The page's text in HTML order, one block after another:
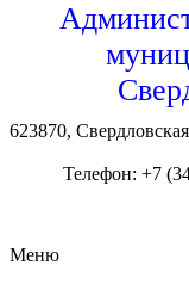
623870,
Телефон: +7
Меню